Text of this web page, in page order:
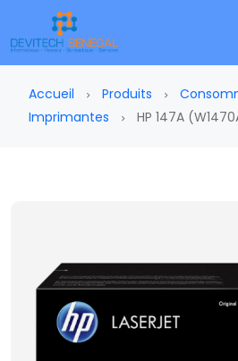
Accueil Produits
Imprimantes
HP 147A